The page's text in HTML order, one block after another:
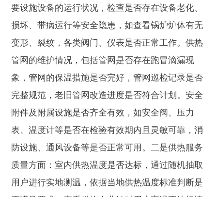
率、整改情况等。四是供热燃料储备方面：供热燃
料（如煤炭等）的储备量是否满足供热需求，结合
供热企业供热面积、预计耗能量等，判断燃料储备
是否充足。燃料的质量是否符合要求，通过抽样检
测等方式检查煤炭的发热量、含硫量等指标，天然
气的气质情况等。燃料采购合同、运输及储存管理
情况，查看采购合同条款是否合理，燃料运输过程
备安全稳定运行情况；供热服务是否规范，用户投
诉处理是否及时。